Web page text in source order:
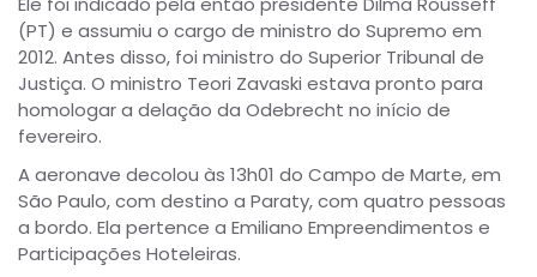
(PT) e assumiu o cargo de ministro do Supremo em
2012. Antes disso, foi ministro do Superior Tribunal de
Justiça. O ministro Teori Zavaski estava pronto para
homologar a delação da Odebrecht no início de
fevereiro.
A aeronave decolou às 13h01 do Campo de Marte, em
São Paulo, com destino a Paraty, com quatro pessoas
a bordo. Ela pertence a Emiliano Empreendimentos e
Participações Hoteleiras.